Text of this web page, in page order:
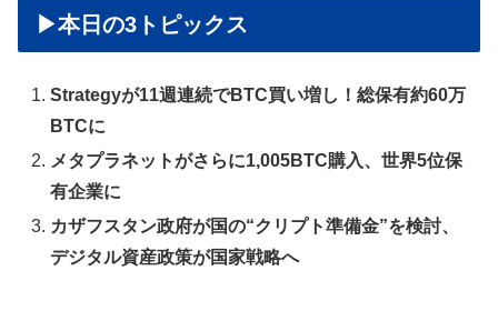
▶本日の3トピックス
Strategyが11週連続でBTC買い増し！総保有約60万
BTCに
メタプラネットがさらに1,005BTC購入、世界5位保
有企業に
カザフスタン政府が国の“クリプト準備金”を検討、
デジタル資産政策が国家戦略へ